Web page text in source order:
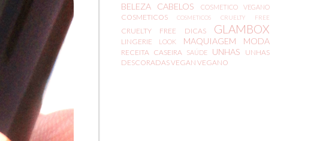
BELEZA CABELOS COSMETICO VEGANO
COSMETICOSCOSMETICOS CRUELTY FREE
CRUELTY FREE DICAS GLAMBOX
LINGERIE LOOK MAQUIAGEM MODA
RECEITA CASEIRA SAÚDE UNHAS
UNHAS
DESCORADASVEGAN VEGANO